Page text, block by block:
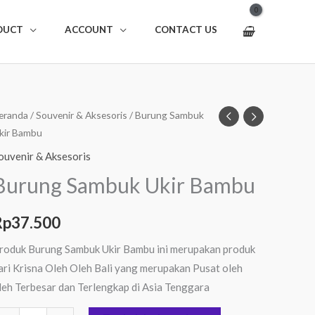
ACCOUNT CONTACT US
/Souvenir & Aksesoris / Burung Sambuk
Bambu
& Aksesoris
Sambuk Ukir Bambu
37.500
Burung Sambuk Ukir Bambu ini merupakan produk
Krisna Oleh Oleh Bali yang merupakan Pusat oleh
Terbesar dan Terlengkap di Asia Tenggara